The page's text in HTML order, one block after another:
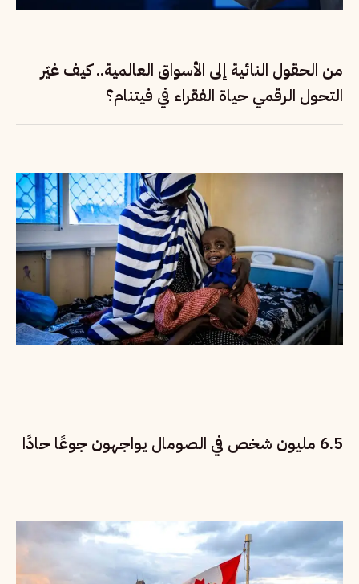
من الحقول النائية إلى الأسواق العالمية.. كيف غيّر
التحول الرقمي حياة الفقراء في فيتنام؟
6.5 مليون شخص في الصومال يواجهون جوعًا حادًا